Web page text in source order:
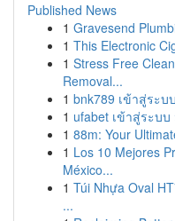
Published News
1 Gravesend
1 This Electronic
1 Stress Free
Removal...
1 bnk789 เข้าสู่ระบบ
1 ufabet เข้าสู่ระบ
1 88m: Your
1 Los 10 Mejores
México...
1 Túi Nhựa Oval
...